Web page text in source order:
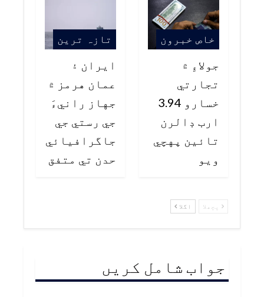
خاص خبرون
جولاءِ ۾
تجارتي
خسارو 3.94
ارب ڊالرن
تائين پهچي
ويو
تازہ ترین
ايران ۽
عمان هرمز ۾
جهاز رانيءَ
جي رستي جي
جاگرافيائي
حدن تي متفق
پچھلا اگلا
جواب شامل کریں